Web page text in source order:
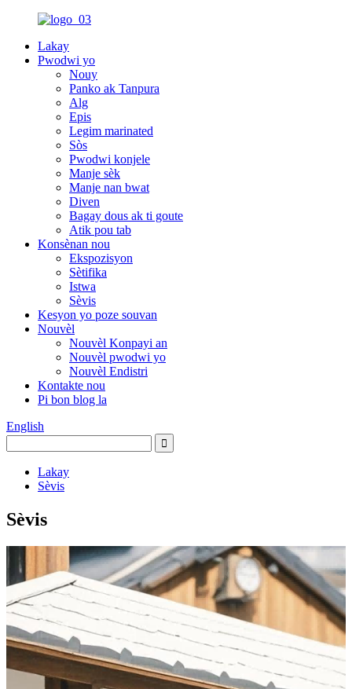
Lakay
Pwodwi yo
Nouy
Panko ak Tanpura
Alg
Epis
Legim marinated
Sòs
Pwodwi konjele
Manje sèk
Manje nan bwat
Diven
Bagay dous ak ti goute
Atik pou tab
Konsènan nou
Ekspozisyon
Sètifika
Istwa
Sèvis
Kesyon yo poze souvan
Nouvèl
Nouvèl Konpayi an
Nouvèl pwodwi yo
Nouvèl Endistri
Kontakte nou
Pi bon blog la
English
Lakay
Sèvis
Sèvis